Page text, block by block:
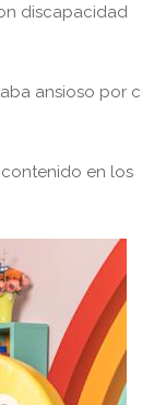
discapacidad
ansioso por
en los